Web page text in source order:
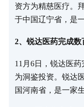
资方为精慈医疗。
于中国辽宁省，是
2、锐达医药完成
11月6日，锐达医
为洞鉴投资。锐达
国河南省，是一家